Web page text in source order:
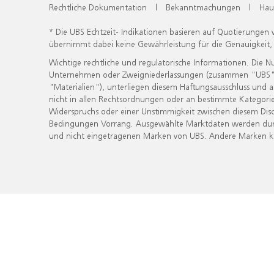
Rechtliche Dokumentation | Bekanntmachungen |
* Die UBS Echtzeit- Indikationen basieren auf
übernimmt dabei keine Gewährleistung für die
Wichtige rechtliche und regulatorische Informationen. Die
Unternehmen oder Zweigniederlassungen (zusammen
"Materialien"), unterliegen diesem Haftungsausschluss
nicht in allen Rechtsordnungen oder an bestimmte
Widerspruchs oder einer Unstimmigkeit zwischen diesem
Bedingungen Vorrang. Ausgewählte Marktdaten werden
und nicht eingetragenen Marken von UBS. Andere Marken